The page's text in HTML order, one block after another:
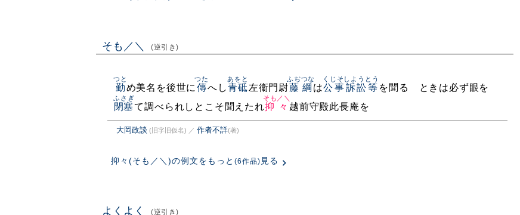
そも／＼ (逆引き)
勤
つと
め美名を後世に 傳
つた
へし青砥
あをと
左衞門尉藤綱
ふぢつな
は公事訴訟等
くじそしようとう
を聞るゝときは必ず眼を
閉塞
ふさぎ
て調べられしとこそ聞えたれ抑々
そも／＼
越前守殿此長庵を
大岡政談 (旧字旧仮名) ／ 作者不詳(著)
抑々(そも／＼)の例文をもっと (6作品) 見る
よくよく (逆引き)